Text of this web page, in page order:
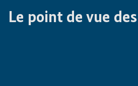
Le point de vue